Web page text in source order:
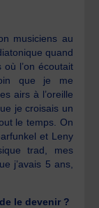
musiciens au
quand
l’on écoutait
que je me
airs à l’oreille
je croisais un
le temps. On
et Leny
trad, mes
j’avais 5 ans,
le devenir ?